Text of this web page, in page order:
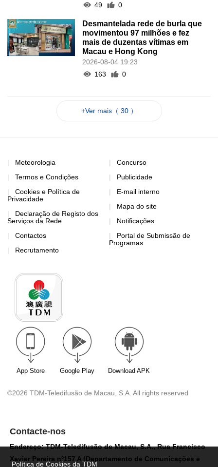
49
0
Desmantelada rede de burla que
movimentou 97 milhões e fez
mais de duzentas vítimas em
Macau e Hong Kong
2026-08-04 19:23
163
0
+Ver mais（ 30 ）
Meteorologia
Termos e Condições
Cookies e Política de
Privacidade
Declaração de Registo dos
Serviços da Rede
Contactos
Recrutamento
Concurso
Publicidade
E-mail interno
Mapa do site
Notificações
Portal de Submissão de
Programas
App Store Google Play Download APK
©2026 TDM-Teledifusão de Macau, S.A. All rights reserved
Contacte-nos
Endereço: TDM-Teledifusão de Macau, S.A., Rua Francisco
Xavier Pereira nº157 A (Departamento de Comunicações e
Política de Cookies da TDM